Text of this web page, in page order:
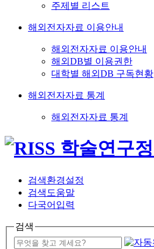
주제별 리스트
해외전자자료 이용안내
해외전자자료 이용안내
해외DB별 이용권한
대학별 해외DB 구독현황
해외전자자료 통계
해외전자자료 통계
검색환경설정
검색도움말
다국어입력
검색